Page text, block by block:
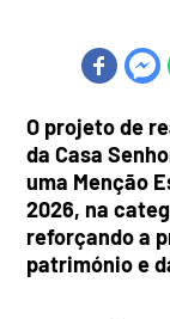
O projeto de
da Casa
uma Menção
2026, na
reforçando a
património e